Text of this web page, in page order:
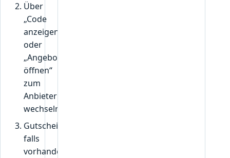
Über
„Code
anzeigen“
oder
„Angebot
öffnen“
zum
Anbieter
wechseln.
Gutscheincode,
falls
vorhanden,